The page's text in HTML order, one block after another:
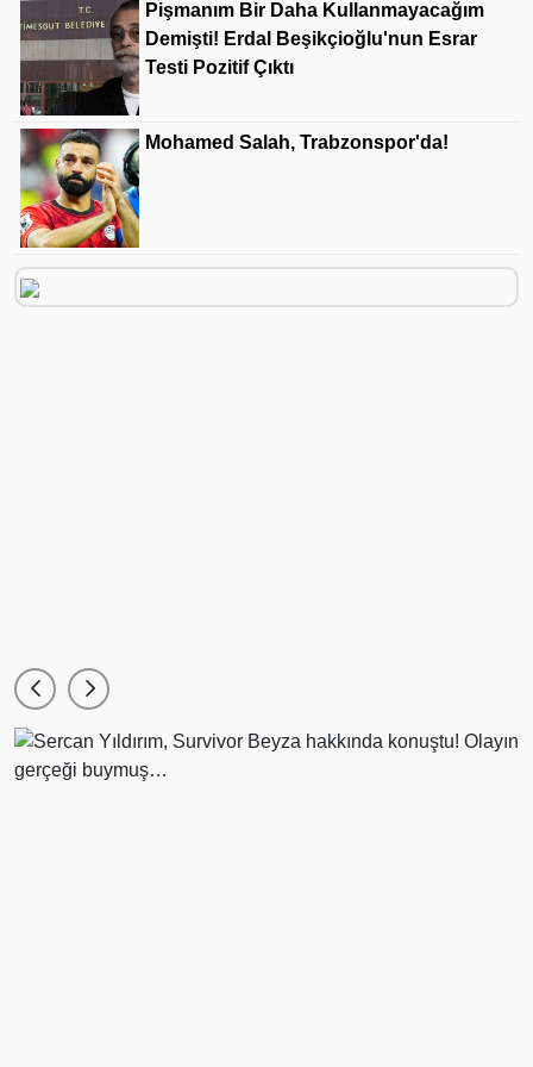
Pişmanım Bir Daha Kullanmayacağım
Demişti! Erdal Beşikçioğlu'nun Esrar
Testi Pozitif Çıktı
Mohamed Salah, Trabzonspor'da!